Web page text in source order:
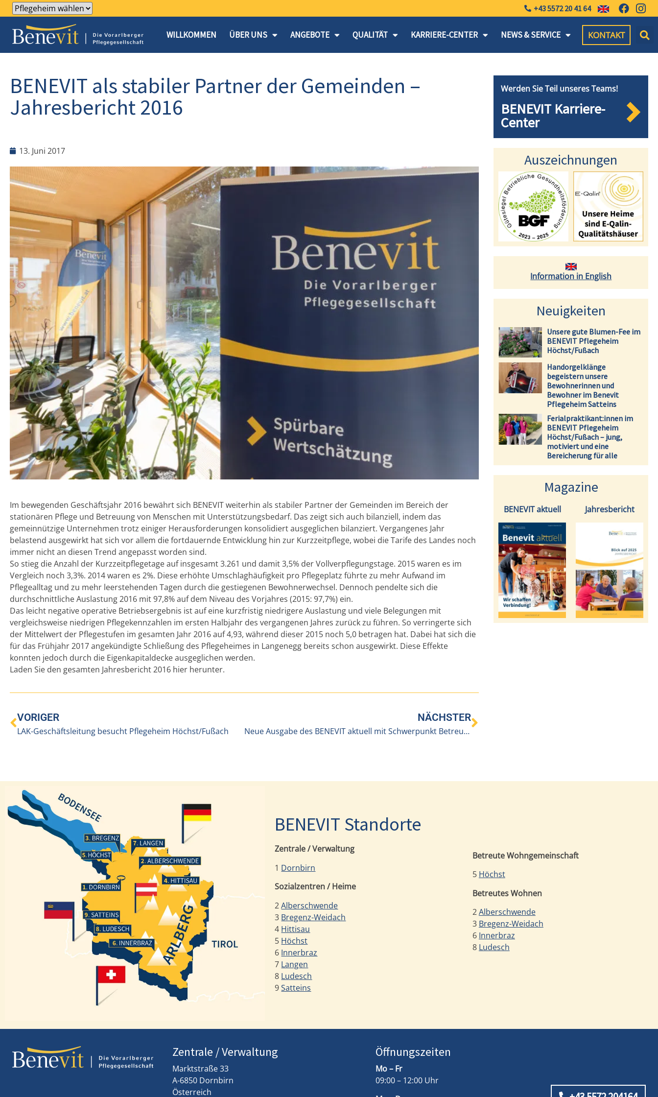
+43 5572 20 41 64
WILLKOMMEN ÜBER UNS ANGEBOTE QUALITÄT KARRIERE-CENTER NEWS & SERVICE KONTAKT
BENEVIT als stabiler Partner der Gemeinden –
Jahresbericht 2016
13. Juni 2017
Im bewegenden Geschäftsjahr 2016 bewährt sich BENEVIT weiterhin als stabiler Partner der Gemeinden im Bereich der
stationären Pflege und Betreuung von Menschen mit Unterstützungsbedarf. Das zeigt sich auch bilanziell, indem das
gemeinnützige Unternehmen trotz einiger Herausforderungen konsolidiert ausgeglichen bilanziert. Vergangenes Jahr
belastend ausgewirkt hat sich vor allem die fortdauernde Entwicklung hin zur Kurzzeitpflege, wobei die Tarife des Landes noch
immer nicht an diesen Trend angepasst worden sind.
So stieg die Anzahl der Kurzzeitpflegetage auf insgesamt 3.261 und damit 3,5% der Vollverpflegungstage. 2015 waren es im
Vergleich noch 3,3%. 2014 waren es 2%. Diese erhöhte Umschlaghäufigkeit pro Pflegeplatz führte zu mehr Aufwand im
Pflegealltag und zu mehr leerstehenden Tagen durch die gestiegenen Bewohnerwechsel. Dennoch pendelte sich die
durchschnittliche Auslastung 2016 mit 97,8% auf dem Niveau des Vorjahres (2015: 97,7%) ein.
Das leicht negative operative Betriebsergebnis ist auf eine kurzfristig niedrigere Auslastung und viele Belegungen mit
vergleichsweise niedrigen Pflegekennzahlen im ersten Halbjahr des vergangenen Jahres zurück zu führen. So verringerte sich
der Mittelwert der Pflegestufen im gesamten Jahr 2016 auf 4,93, während dieser 2015 noch 5,0 betragen hat. Dabei hat sich die
für das Frühjahr 2017 angekündigte Schließung des Pflegeheimes in Langenegg bereits schon ausgewirkt. Diese Effekte
konnten jedoch durch die Eigenkapitaldecke ausgeglichen werden.
Laden Sie den gesamten Jahresbericht 2016 hier herunter.
VORIGER
LAK-Geschäftsleitung besucht Pflegeheim Höchst/Fußach
NÄCHSTER
Neue Ausgabe des BENEVIT aktuell mit Schwerpunkt Betreuungsqualität
Werden Sie Teil unseres Teams!
BENEVIT Karriere-
Center
Auszeichnungen
Information in English
Neuigkeiten
Unsere gute Blumen-Fee im
BENEVIT Pflegeheim
Höchst/Fußach
Handorgelklänge
begeistern unsere
Bewohnerinnen und
Bewohner im Benevit
Pflegeheim Satteins
Ferialpraktikant:innen im
BENEVIT Pflegeheim
Höchst/Fußach – jung,
motiviert und eine
Bereicherung für alle
Magazine
BENEVIT aktuell Jahresbericht
Dornbirn
Bregenz
Langen
Ludesch
Innerbraz
Alberschwende
Höchst
BENEVIT Standorte
Zentrale / Verwaltung
1 Dornbirn
Sozialzentren / Heime
2Alberschwende
3 Bregenz-Weidach
4 Hittisau
5 Höchst
6 Innerbraz
7 Langen
8 Ludesch
9Satteins
Betreute Wohngemeinschaft
5 Höchst
Betreutes Wohnen
2Alberschwende
3 Bregenz-Weidach
6 Innerbraz
8 Ludesch
Zentrale / Verwaltung
Marktstraße 33
A-6850 Dornbirn
Österreich
Öffnungszeiten
Mo – Fr
09:00 – 12:00 Uhr